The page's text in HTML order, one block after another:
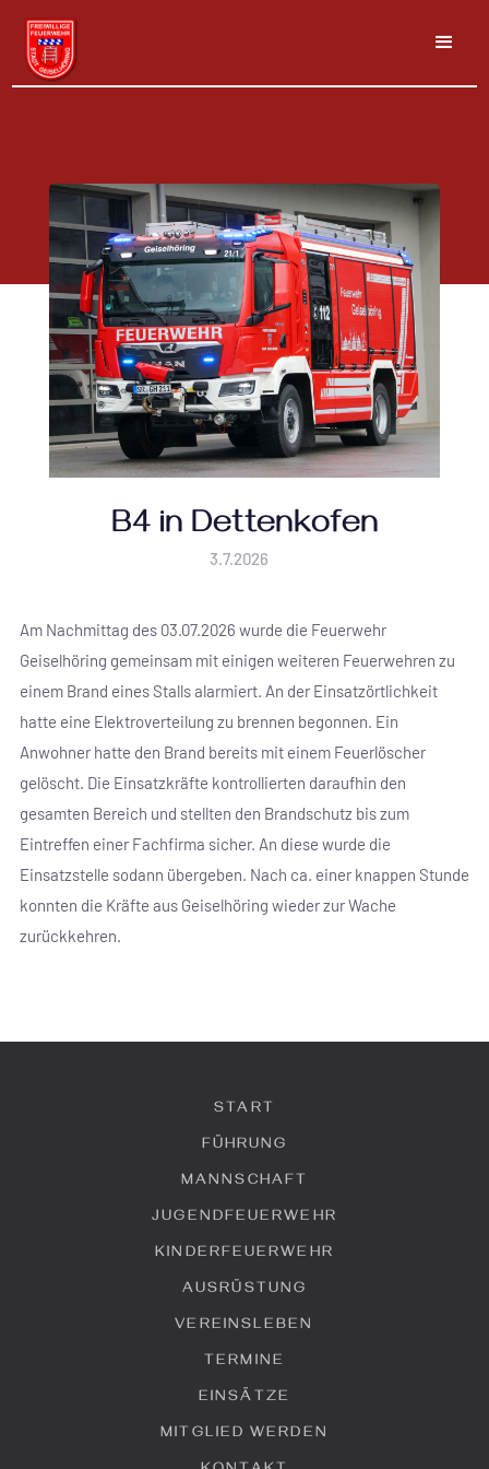
B4 in Dettenkofen
3.7.2026
Am Nachmittag des 03.07.2026 wurde die Feuerwehr
Geiselhöring gemeinsam mit einigen weiteren Feuerwehren zu
einem Brand eines Stalls alarmiert. An der Einsatzörtlichkeit
hatte eine Elektroverteilung zu brennen begonnen. Ein
Anwohner hatte den Brand bereits mit einem Feuerlöscher
gelöscht. Die Einsatzkräfte kontrollierten daraufhin den
gesamten Bereich und stellten den Brandschutz bis zum
Eintreffen einer Fachfirma sicher. An diese wurde die
Einsatzstelle sodann übergeben. Nach ca. einer knappen Stunde
konnten die Kräfte aus Geiselhöring wieder zur Wache
zurückkehren.
START
FÜHRUNG
MANNSCHAFT
JUGENDFEUERWEHR
KINDERFEUERWEHR
AUSRÜSTUNG
VEREINSLEBEN
TERMINE
EINSÄTZE
MITGLIED WERDEN